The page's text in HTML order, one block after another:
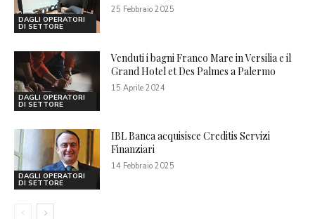
DAGLI OPERATORI
DI SETTORE
25 Febbraio 2025
DAGLI OPERATORI
DI SETTORE
Venduti i bagni Franco Mare in Versilia e il
Grand Hotel et Des Palmes a Palermo
15 Aprile 2024
DAGLI OPERATORI
DI SETTORE
IBL Banca acquisisce Creditis Servizi
Finanziari
14 Febbraio 2025